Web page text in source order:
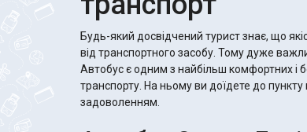
Будь-який досвідчений турист знає, що
від транспортного засобу. Тому дуже
Автобус є одним з найбільш комфортних і
транспорту. На ньому ви доїдете до
задоволенням.